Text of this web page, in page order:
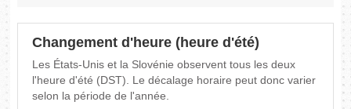
Changement d'heure (heure d'été)
Les États-Unis et la Slovénie observent tous les deux
l'heure d'été (DST). Le décalage horaire peut donc varier
selon la période de l'année.